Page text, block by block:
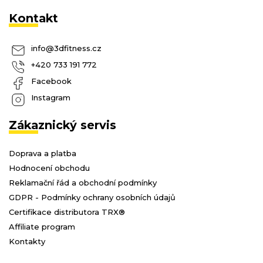
Kontakt
info@3dfitness.cz
+420 733 191 772
Facebook
Instagram
Zákaznický servis
Doprava a platba
Hodnocení obchodu
Reklamační řád a obchodní podmínky
GDPR - Podmínky ochrany osobních údajů
Certifikace distributora TRX®
Affiliate program
Kontakty